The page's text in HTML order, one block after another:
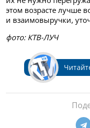
этом возрасте лучше
и взаимовыручки,
фото: КТВ-ЛУЧ